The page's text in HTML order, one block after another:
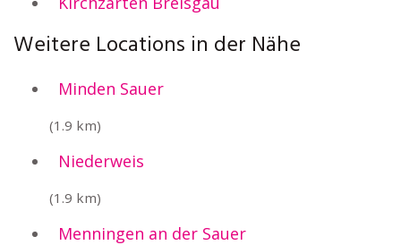
Weitere Locations in der Nähe
Minden Sauer
(1.9 km)
Niederweis
(1.9 km)
Menningen an der Sauer